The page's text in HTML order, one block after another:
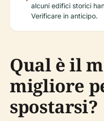
alcuni edifici storici
Verificare in anticipo.
Qual è il
migliore
spostarsi?